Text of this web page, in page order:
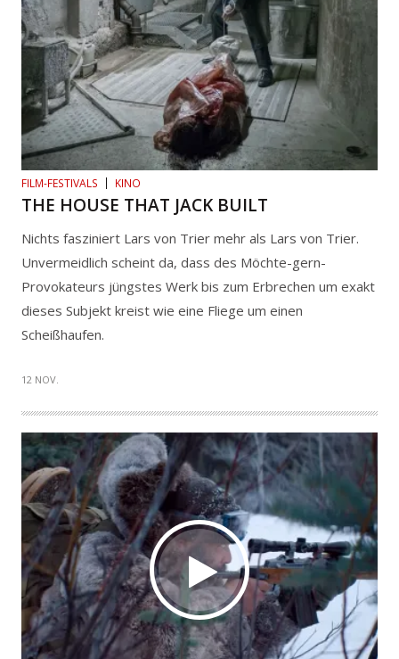
FILM-FESTIVALS KINO
THE HOUSE THAT JACK BUILT
Nichts fasziniert Lars von Trier mehr als Lars von Trier.
Unvermeidlich scheint da, dass des Möchte-gern-
Provokateurs jüngstes Werk bis zum Erbrechen um exakt
dieses Subjekt kreist wie eine Fliege um einen
Scheißhaufen.
12 NOV.